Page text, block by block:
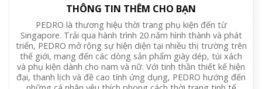
THÔNG TIN THÊM CHO BẠN
PEDRO là thương hiệu thời trang phụ kiện đến từ
Singapore. Trải qua hành trình 20 năm hình thành và phát
triển, PEDRO mở rộng sự hiện diện tại nhiều thị trường trên
thế giới, mang đến các dòng sản phẩm giày dép, túi xách
và phụ kiện dành cho nam và nữ. Với tinh thần thiết kế hiện
đại, thanh lịch và đề cao tính ứng dụng, PEDRO hướng đến